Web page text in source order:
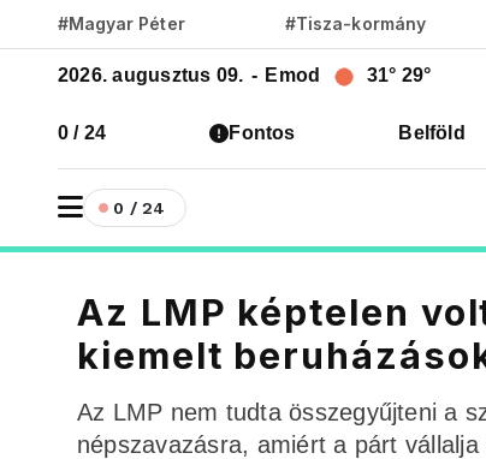
#Magyar Péter #Tisza-kormány
2026. augusztus 09. - Emod 31° 29°
0 / 24 Fontos Belföld
0 / 24
Az LMP képtelen
kiemelt
Az LMP nem tudta összegyűjteni a
népszavazásra, amiért a párt